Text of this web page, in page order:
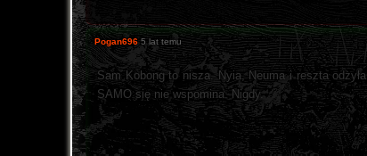
Pogan696 5 lat temu
Sam Kobong to nisza. Nyia, Neuma i reszta
SAMO się nie wspomina. Nigdy.